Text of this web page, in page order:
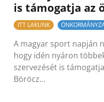
is támogatja az
ITT LAKUNK
A magyar sport napján
hogy idén nyáron
szervezését is
Böröcz…